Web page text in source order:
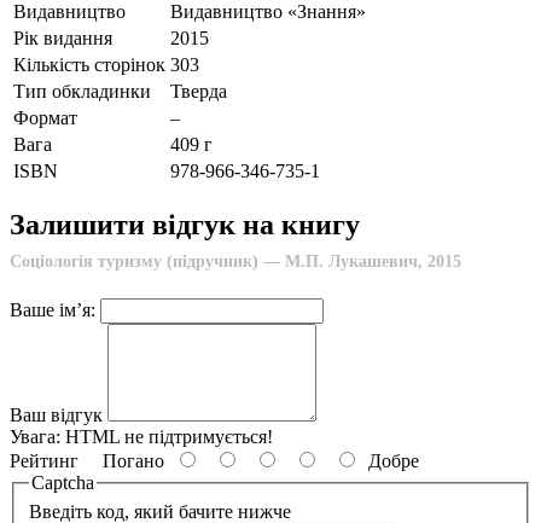
Видавництво
Видавництво «Знання»
Рік видання
2015
Кількість сторінок 303
Тип обкладинки
Тверда
Формат
–
Вага
409 г
ISBN
978-966-346-735-1
Залишити відгук на книгу
Соціологія туризму (підручник) — М.П. Лукашевич, 2015
Ваше ім’я:
Ваш відгук
Увага: HTML не підтримується!
Рейтинг Погано
Добре
Captcha
Введіть код, який бачите нижче